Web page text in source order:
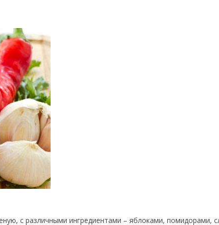
с различными ингредиентами – яблоками, помидорами,